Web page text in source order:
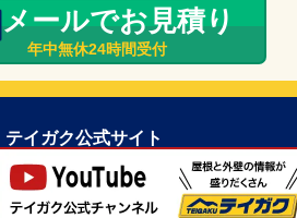
メールでお見積り
年中無休24時間受付
テイガク公式サイト